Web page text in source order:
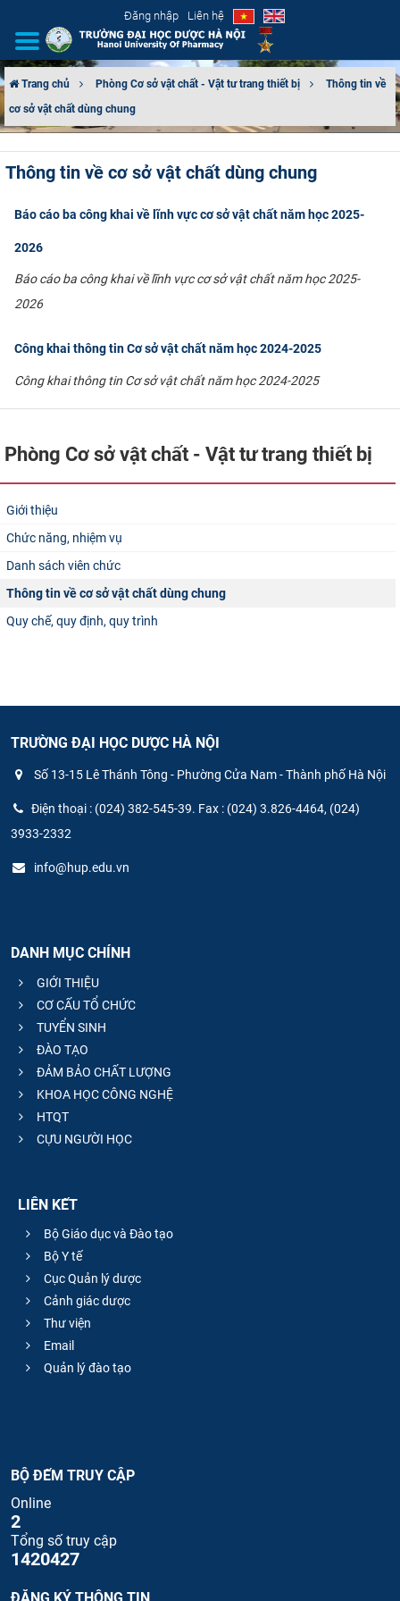
Đăng nhập Liên hệ
GIỚI THIỆU
CƠ CẤU TỔ CHỨC
TUYỂN SINH
ĐÀO TẠO
ĐẢM BẢO CHẤT LƯỢNG
HTQT
Trang chủ Phòng Cơ sở vật chất - Vật tư trang thiết bị
Thông tin về
cơ sở vật chất dùng chung
Thông tin về cơ sở vật chất dùng chung
Báo cáo ba công khai về lĩnh vực cơ sở vật chất năm học 2025-
2026
Báo cáo ba công khai về lĩnh vực cơ sở vật chất năm học 2025-
2026
Công khai thông tin Cơ sở vật chất năm học 2024-2025
Công khai thông tin Cơ sở vật chất năm học 2024-2025
Phòng Cơ sở vật chất - Vật tư trang thiết bị
Giới thiệu
Chức năng, nhiệm vụ
Danh sách viên chức
Thông tin về cơ sở vật chất dùng chung
Quy chế, quy định, quy trình
TRƯỜNG ĐẠI HỌC DƯỢC HÀ NỘI
Số 13-15 Lê Thánh Tông - Phường Cửa Nam - Thành phố Hà Nội
Điện thoại : (024) 382-545-39. Fax : (024) 3.826-4464, (024)
3933-2332
info@hup.edu.vn
DANH MỤC CHÍNH
GIỚI THIỆU
CƠ CẤU TỔ CHỨC
TUYỂN SINH
ĐÀO TẠO
ĐẢM BẢO CHẤT LƯỢNG
KHOA HỌC CÔNG NGHỆ
HTQT
CỰU NGƯỜI HỌC
LIÊN KẾT
Bộ Giáo dục và Đào tạo
Bộ Y tế
Cục Quản lý dược
Cảnh giác dược
Thư viện
Email
Quản lý đào tạo
BỘ ĐẾM TRUY CẬP
Online
2
Tổng số truy cập
1420427